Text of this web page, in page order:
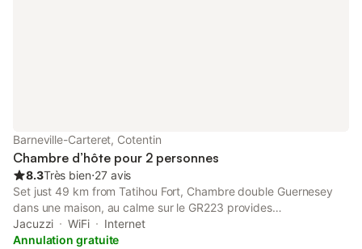
Barneville-Carteret, Cotentin
Chambre d’hôte pour 2 personnes
8.3Très bien⋅27 avis
Set just 49 km from Tatihou Fort, Chambre double Guernesey
dans une maison, au calme sur le GR223 provides
accommodation in Barneville-Carteret with access to a garden,
barbecue facilities, as well as a shared kitchen.
Jacuzzi WiFi
Internet
Annulation gratuite